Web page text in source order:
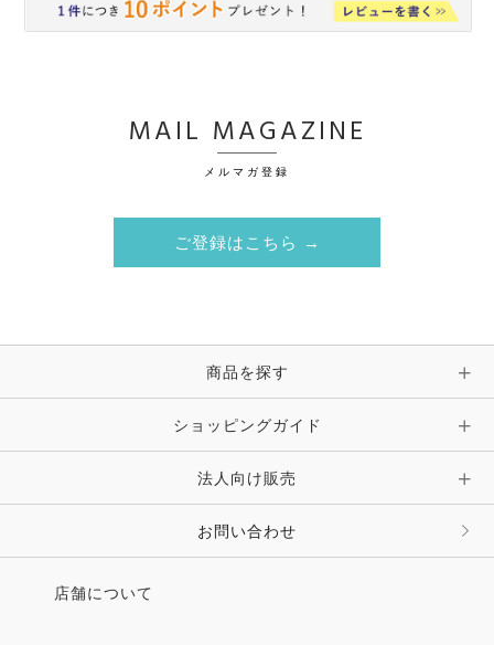
MAIL MAGAZINE
メルマガ登録
ご登録はこちら →
商品を探す
ショッピングガイド
法人向け販売
お問い合わせ
店舗について